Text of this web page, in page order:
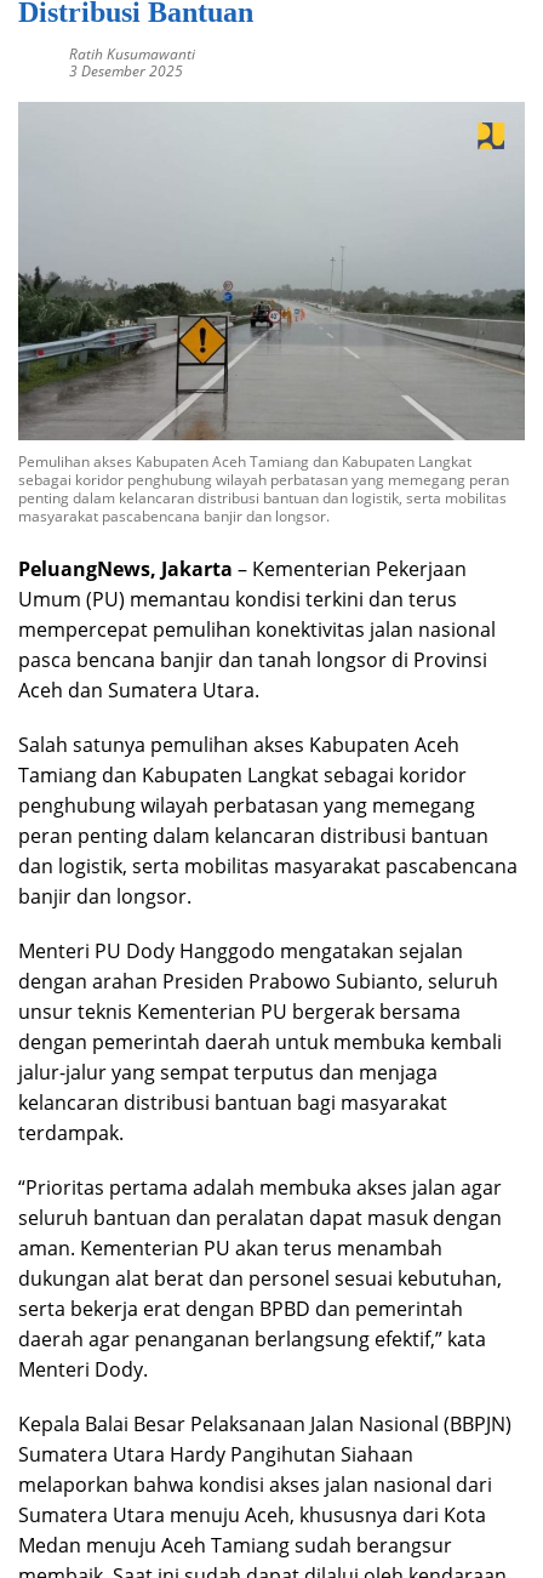
Distribusi Bantuan
Ratih Kusumawanti
3 Desember 2025
Pemulihan akses Kabupaten Aceh Tamiang dan Kabupaten Langkat
sebagai koridor penghubung wilayah perbatasan yang memegang peran
penting dalam kelancaran distribusi bantuan dan logistik, serta mobilitas
masyarakat pascabencana banjir dan longsor.
PeluangNews, Jakarta – Kementerian Pekerjaan
Umum (PU) memantau kondisi terkini dan terus
mempercepat pemulihan konektivitas jalan nasional
pasca bencana banjir dan tanah longsor di Provinsi
Aceh dan Sumatera Utara.
Salah satunya pemulihan akses Kabupaten Aceh
Tamiang dan Kabupaten Langkat sebagai koridor
penghubung wilayah perbatasan yang memegang
peran penting dalam kelancaran distribusi bantuan
dan logistik, serta mobilitas masyarakat pascabencana
banjir dan longsor.
Menteri PU Dody Hanggodo mengatakan sejalan
dengan arahan Presiden Prabowo Subianto, seluruh
unsur teknis Kementerian PU bergerak bersama
dengan pemerintah daerah untuk membuka kembali
jalur-jalur yang sempat terputus dan menjaga
kelancaran distribusi bantuan bagi masyarakat
terdampak.
“Prioritas pertama adalah membuka akses jalan agar
seluruh bantuan dan peralatan dapat masuk dengan
aman. Kementerian PU akan terus menambah
dukungan alat berat dan personel sesuai kebutuhan,
serta bekerja erat dengan BPBD dan pemerintah
daerah agar penanganan berlangsung efektif,” kata
Menteri Dody.
Kepala Balai Besar Pelaksanaan Jalan Nasional (BBPJN)
Sumatera Utara Hardy Pangihutan Siahaan
melaporkan bahwa kondisi akses jalan nasional dari
Sumatera Utara menuju Aceh, khususnya dari Kota
Medan menuju Aceh Tamiang sudah berangsur